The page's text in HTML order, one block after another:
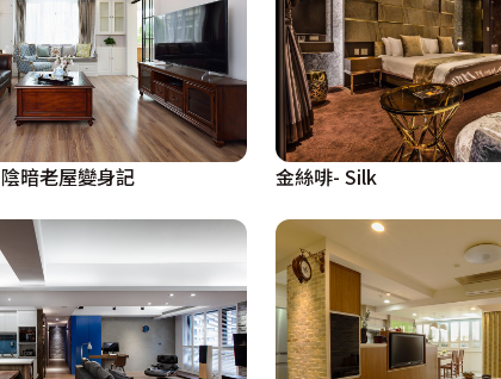
著杉木吧台桌，讓軸線延伸至廚房，再以L型轉折出與客
外陽台區以南方松打造出一方綠意，拉開拉門就能信步走
連主臥房的浴室設計，也以能夠徹底放鬆身心的馬賽克磚
然舒適。」黃焱麟設計師兩者兼顧，讓家的模樣透過明
況味，在這裡，任何一個隨意角落，都能是屋主一家人幸
暗老屋變身記 金絲啡- Silk